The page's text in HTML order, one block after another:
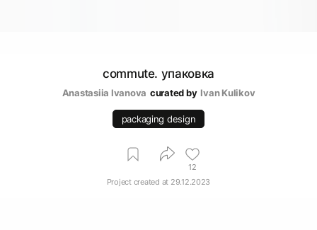
commute. упаковка
Anastasiia Ivanova curated by Ivan Kulikov
packaging design
12
Project created at 29.12.2023